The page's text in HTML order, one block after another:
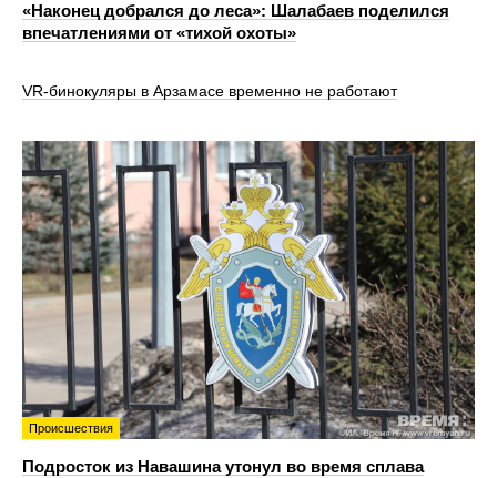
«Наконец добрался до леса»: Шалабаев поделился
впечатлениями от «тихой охоты»
VR‑бинокуляры в Арзамасе временно не работают
Происшествия
Подросток из Навашина утонул во время сплава